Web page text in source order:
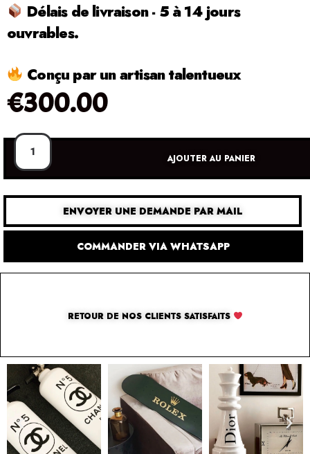
Délais de livraison - 5 à 14 jours
ouvrables.
Conçu par un artisan talentueux
€300.00
AJOUTER AU PANIER
ENVOYER UNE DEMANDE PAR MAIL
COMMANDER VIA WHATSAPP
RETOUR DE NOS CLIENTS SATISFAITS